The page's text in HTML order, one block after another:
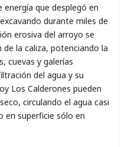
que desplegó en
durante miles de
erosiva del arroyo se
la caliza, potenciando la
cuevas y galerías
del agua y su
Los Calderones pueden
circulando el agua casi
en superficie sólo en